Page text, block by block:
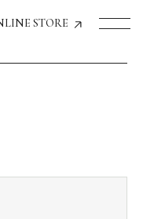
STORE